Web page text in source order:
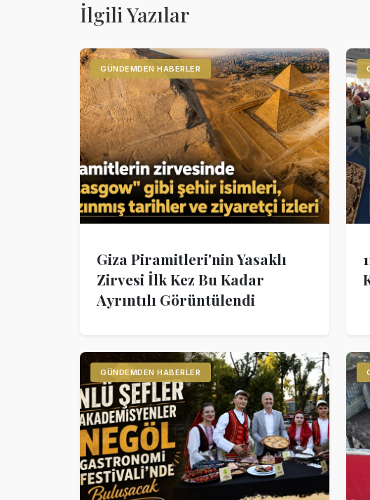
İlgili Yazılar
GÜNDEMDEN HABERLER
Giza Piramitleri'nin Yasaklı
Zirvesi İlk Kez Bu Kadar
Ayrıntılı Görüntülendi
GÜNDEMDEN HABERLER